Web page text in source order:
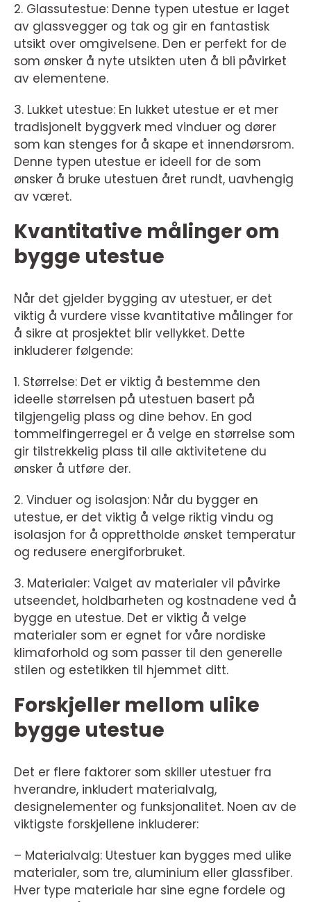
2. Glassutestue: Denne typen utestue er laget
av glassvegger og tak og gir en fantastisk
utsikt over omgivelsene. Den er perfekt for de
som ønsker å nyte utsikten uten å bli påvirket
av elementene.
3. Lukket utestue: En lukket utestue er et mer
tradisjonelt byggverk med vinduer og dører
som kan stenges for å skape et innendørsrom.
Denne typen utestue er ideell for de som
ønsker å bruke utestuen året rundt, uavhengig
av været.
Kvantitative målinger om
bygge utestue
Når det gjelder bygging av utestuer, er det
viktig å vurdere visse kvantitative målinger for
å sikre at prosjektet blir vellykket. Dette
inkluderer følgende:
1. Størrelse: Det er viktig å bestemme den
ideelle størrelsen på utestuen basert på
tilgjengelig plass og dine behov. En god
tommelfingerregel er å velge en størrelse som
gir tilstrekkelig plass til alle aktivitetene du
ønsker å utføre der.
2. Vinduer og isolasjon: Når du bygger en
utestue, er det viktig å velge riktig vindu og
isolasjon for å opprettholde ønsket temperatur
og redusere energiforbruket.
3. Materialer: Valget av materialer vil påvirke
utseendet, holdbarheten og kostnadene ved å
bygge en utestue. Det er viktig å velge
materialer som er egnet for våre nordiske
klimaforhold og som passer til den generelle
stilen og estetikken til hjemmet ditt.
Forskjeller mellom ulike
bygge utestue
Det er flere faktorer som skiller utestuer fra
hverandre, inkludert materialvalg,
designelementer og funksjonalitet. Noen av de
viktigste forskjellene inkluderer:
– Materialvalg: Utestuer kan bygges med ulike
materialer, som tre, aluminium eller glassfiber.
Hver type materiale har sine egne fordele og